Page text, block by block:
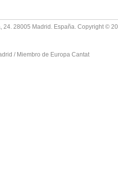
24. 28005 Madrid. España. Copyright ©
/ Miembro de Europa Cantat